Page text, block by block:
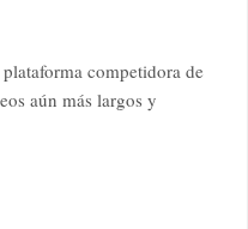
competidora de
aún más largos y